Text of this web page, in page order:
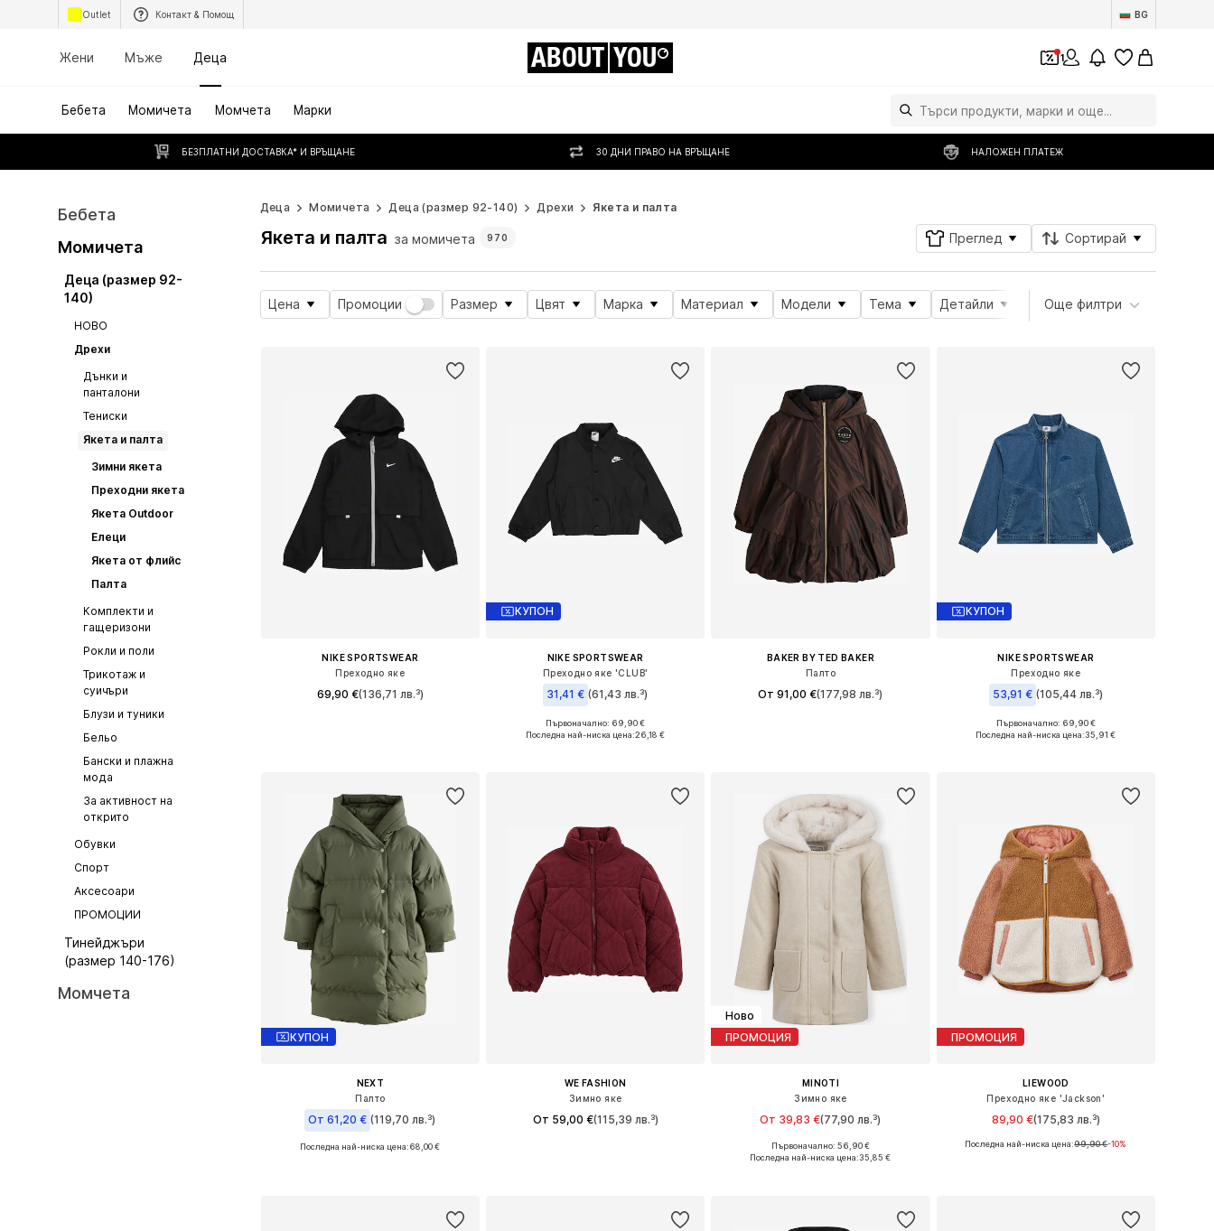
Outlet Контакт & Помощ BG
Жени Мъже Деца ABOUT YOU 1
Бебета Момичета Момчета Марки
БЕЗПЛАТНИ ДОСТАВКА* И ВРЪЩАНЕ 30 ДНИ ПРАВО НА ВРЪЩАНЕ НАЛОЖЕН ПЛАТЕЖ
Бебета
Момичета
Деца (размер 92-
140)
НОВО
Дрехи
Дънки и
панталони
Тениски
Якета и палта
Зимни якета
Преходни якета
Якета Outdoor
Елеци
Якета от флийс
Палта
Комплекти и
гащеризони
Рокли и поли
Трикотаж и
суичъри
Блузи и туники
Бельо
Бански и плажна
мода
За активност на
открито
Обувки
Спорт
Аксесоари
ПРОМОЦИИ
Тинейджъри
(размер 140-176)
Момчета
Деца Момичета Деца (размер 92-140) Дрехи Якета и палта
Якета и палта за момичета 970 Преглед Сортирай
Цена Промоции Размер Цвят Марка Материал Модели Тема Детайли Атрибути на продукта
Още филтри
NIKE SPORTSWEAR
Преходно яке
69,90 €(136,71 лв.³)
КУПОН
NIKE SPORTSWEAR
Преходно яке 'CLUB'
31,41 € (61,43 лв.³)
Първоначално: 69,90 €
Последна най-ниска цена:26,18 €
BAKER BY TED BAKER
Палто
От 91,00 €(177,98 лв.³)
КУПОН
NIKE SPORTSWEAR
Преходно яке
53,91 € (105,44 лв.³)
Първоначално: 69,90 €
Последна най-ниска цена:35,91 €
КУПОН
NEXT
Палто
От 61,20 € (119,70 лв.³)
Предлага се в много размери
Последна най-ниска цена:68,00 €
WE FASHION
Зимно яке
От 59,00 €(115,39 лв.³)
Ново
ПРОМОЦИЯ
MINOTI
Зимно яке
От 39,83 €(77,90 лв.³)
Предлага се в много размери
Първоначално: 56,90 €
Последна най-ниска цена:35,85 €
ПРОМОЦИЯ
LIEWOOD
Преходно яке 'Jackson'
89,90 €(175,83 лв.³)
Налични размери: 86, 98, 104, 116
Последна най-ниска цена:99,90 €-10%